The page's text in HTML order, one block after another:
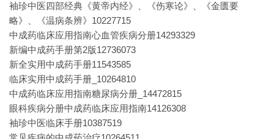
袖珍中医四部经典《黄帝内经》、《伤寒论》、《金匮要
略》、《温病条辨》10227715
中成药临床应用指南心血管疾病分册14293329
新编中成药手册第2版12736073
新全实用中成药手册11543585
临床实用中成药手册_10264810
中成药临床应用指南糖尿病分册_14472815
眼科疾病分册中成药临床应用指南14126308
袖珍中医临床手册10387519